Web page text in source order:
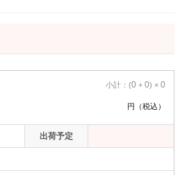
出荷予定
小計：(0 + 0) × 0
円（税込）